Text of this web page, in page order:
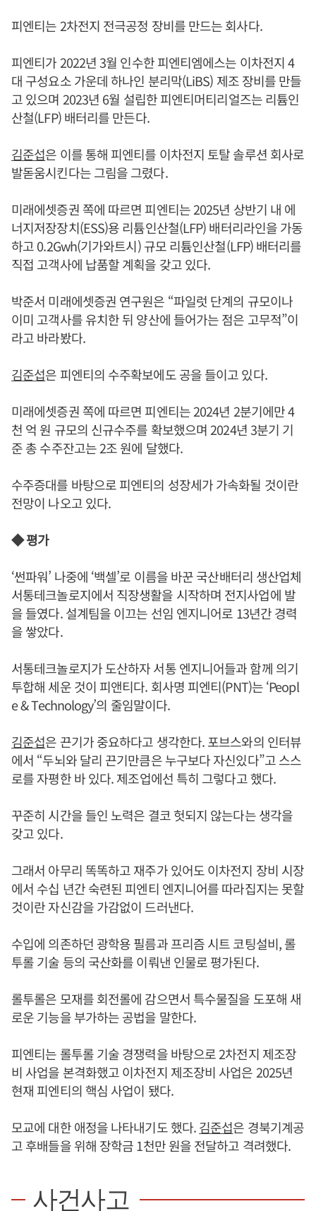
피엔티는 2차전지 전극공정 장비를 만드는 회사다.
피엔티가 2022년 3월 인수한 피엔티엠에스는 이차전지 4
대 구성요소 가운데 하나인 분리막(LiBS) 제조 장비를 만들
고 있으며 2023년 6월 설립한 피엔티머티리얼즈는 리튬인
산철(LFP) 배터리를 만든다.
김준섭은 이를 통해 피엔티를 이차전지 토탈 솔루션 회사로
발돋움시킨다는 그림을 그렸다.
미래에셋증권 쪽에 따르면 피엔티는 2025년 상반기 내 에
너지저장장치(ESS)용 리튬인산철(LFP) 배터리라인을 가동
하고 0.2Gwh(기가와트시) 규모 리튬인산철(LFP) 배터리를
직접 고객사에 납품할 계획을 갖고 있다.
박준서 미래에셋증권 연구원은 “파일럿 단계의 규모이나
이미 고객사를 유치한 뒤 양산에 들어가는 점은 고무적”이
라고 바라봤다.
김준섭은 피엔티의 수주확보에도 공을 들이고 있다.
미래에셋증권 쪽에 따르면 피엔티는 2024년 2분기에만 4
천 억 원 규모의 신규수주를 확보했으며 2024년 3분기 기
준 총 수주잔고는 2조 원에 달했다.
수주증대를 바탕으로 피엔티의 성장세가 가속화될 것이란
전망이 나오고 있다.
◆ 평가
‘썬파워’ 나중에 ‘백셀’로 이름을 바꾼 국산배터리 생산업체
서통테크놀로지에서 직장생활을 시작하며 전지사업에 발
을 들였다. 설계팀을 이끄는 선임 엔지니어로 13년간 경력
을 쌓았다.
서통테크놀로지가 도산하자 서통 엔지니어들과 함께 의기
투합해 세운 것이 피앤티다. 회사명 피엔티(PNT)는 ‘Peopl
e & Technology’의 줄임말이다.
김준섭은 끈기가 중요하다고 생각한다. 포브스와의 인터뷰
에서 “두뇌와 달리 끈기만큼은 누구보다 자신있다”고 스스
로를 자평한 바 있다. 제조업에선 특히 그렇다고 했다.
꾸준히 시간을 들인 노력은 결코 헛되지 않는다는 생각을
갖고 있다.
그래서 아무리 똑똑하고 재주가 있어도 이차전지 장비 시장
에서 수십 년간 숙련된 피엔티 엔지니어를 따라집지는 못할
것이란 자신감을 가감없이 드러낸다.
수입에 의존하던 광학용 필름과 프리즘 시트 코팅설비, 롤
투롤 기술 등의 국산화를 이뤄낸 인물로 평가된다.
롤투롤은 모재를 회전롤에 감으면서 특수물질을 도포해 새
로운 기능을 부가하는 공법을 말한다.
피엔티는 롤투롤 기술 경쟁력을 바탕으로 2차전지 제조장
비 사업을 본격화했고 이차전지 제조장비 사업은 2025년
현재 피엔티의 핵심 사업이 됐다.
모교에 대한 애정을 나타내기도 했다.김준섭은 경북기계공
고 후배들을 위해 장학금 1천만 원을 전달하고 격려했다.
사건사고